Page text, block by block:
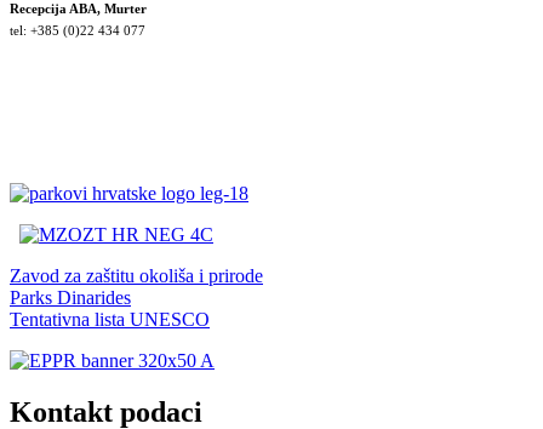
Recepcija ABA, Murter
tel: +385 (0)22 434 077
Zavod za zaštitu okoliša i prirode
Parks Dinarides
Tentativna lista UNESCO
Kontakt podaci